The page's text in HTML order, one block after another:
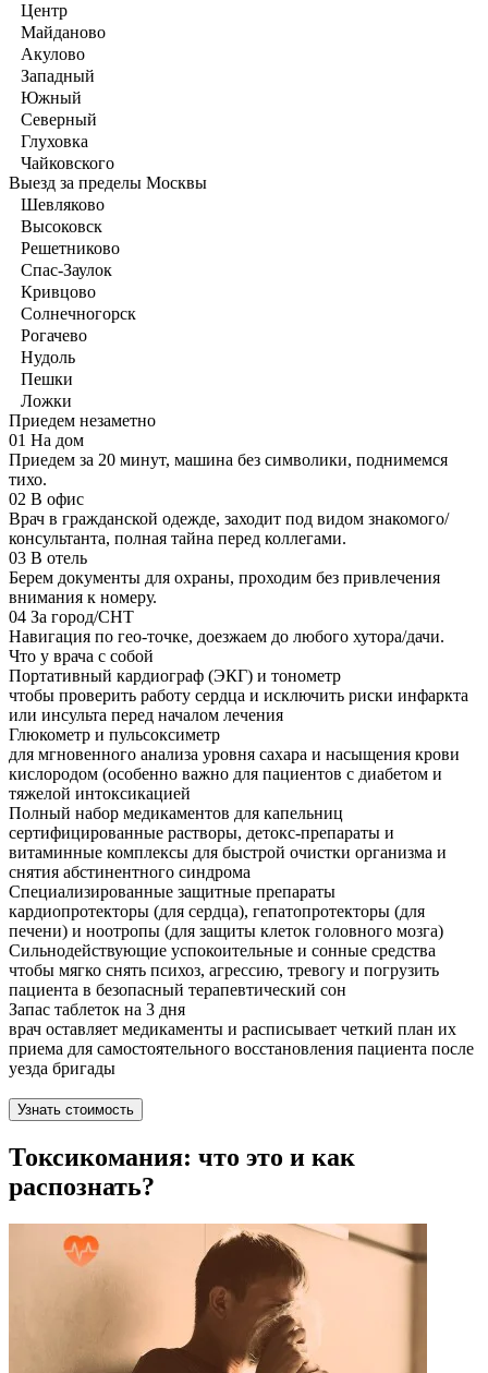
Центр
Майданово
Акулово
Западный
Южный
Северный
Глуховка
Чайковского
Выезд за пределы Москвы
Шевляково
Высоковск
Решетниково
Спас-Заулок
Кривцово
Солнечногорск
Рогачево
Нудоль
Пешки
Ложки
Приедем незаметно
01 На дом
Приедем за 20 минут, машина без символики, поднимемся
тихо.
02 В офис
Врач в гражданской одежде, заходит под видом знакомого/
консультанта, полная тайна перед коллегами.
03 В отель
Берем документы для охраны, проходим без привлечения
внимания к номеру.
04 За город/СНТ
Навигация по гео-точке, доезжаем до любого хутора/дачи.
Что у врача с собой
Портативный кардиограф (ЭКГ) и тонометр
чтобы проверить работу сердца и исключить риски инфаркта
или инсульта перед началом лечения
Глюкометр и пульсоксиметр
для мгновенного анализа уровня сахара и насыщения крови
кислородом (особенно важно для пациентов с диабетом и
тяжелой интоксикацией
Полный набор медикаментов для капельниц
сертифицированные растворы, детокс-препараты и
витаминные комплексы для быстрой очистки организма и
снятия абстинентного синдрома
Специализированные защитные препараты
кардиопротекторы (для сердца), гепатопротекторы (для
печени) и ноотропы (для защиты клеток головного мозга)
Сильнодействующие успокоительные и сонные средства
чтобы мягко снять психоз, агрессию, тревогу и погрузить
пациента в безопасный терапевтический сон
Запас таблеток на 3 дня
врач оставляет медикаменты и расписывает четкий план их
приема для самостоятельного восстановления пациента после
уезда бригады
Узнать стоимость
Токсикомания: что это и как
распознать?